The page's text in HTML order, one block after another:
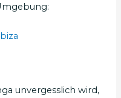
unvergesslich wird,